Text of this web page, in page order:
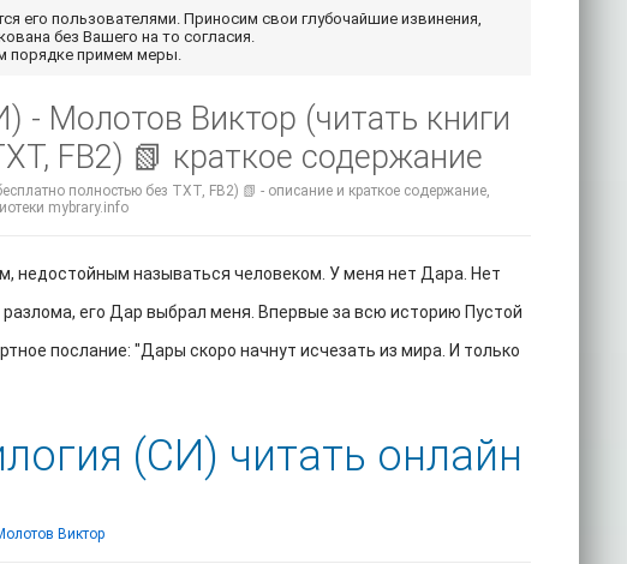
его пользователями. Приносим свои глубочайшие извинения,
без Вашего на то согласия.
порядке примем меры.
- Молотов Виктор (читать книги
FB2) 📗 краткое содержание
полностью без TXT, FB2) 📗 - описание и краткое содержание,
mybrary.info
недостойным называться человеком. У меня нет Дара. Нет
его Дар выбрал меня. Впервые за всю историю Пустой
послание: "Дары скоро начнут исчезать из мира. И только
(СИ) читать онлайн
Виктор